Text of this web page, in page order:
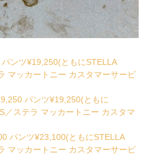
ンツ¥19,250(ともにSTELLA
マッカートニー カスタマーサービ
パンツ¥19,250(ともに
／ステラ マッカートニー カスタマ
パンツ¥23,100(ともにSTELLA
マッカートニー カスタマーサービ